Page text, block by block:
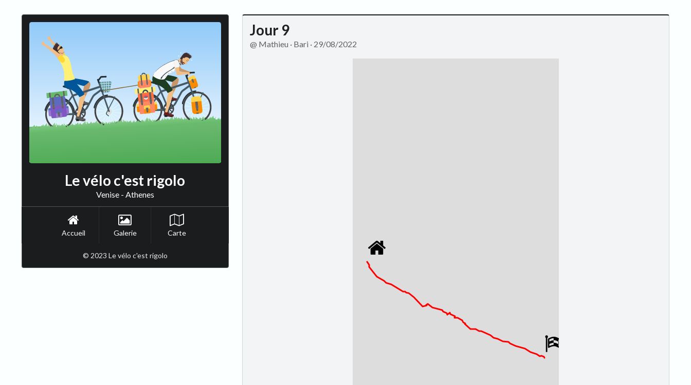
Le vélo c'est rigolo
Venise - Athenes
Accueil Galerie Carte
© 2023 Le vélo c'est rigolo
Jour 9
@ Mathieu · Bari · 29/08/2022